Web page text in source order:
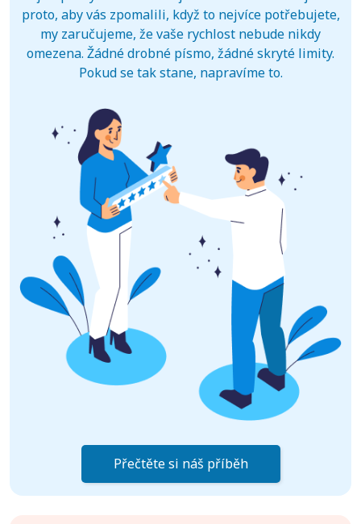
proto, aby vás zpomalili, když to nejvíce potřebujete,
my zaručujeme, že vaše rychlost nebude nikdy
omezena. Žádné drobné písmo, žádné skryté limity.
Pokud se tak stane, napravíme to.
Přečtěte si náš příběh